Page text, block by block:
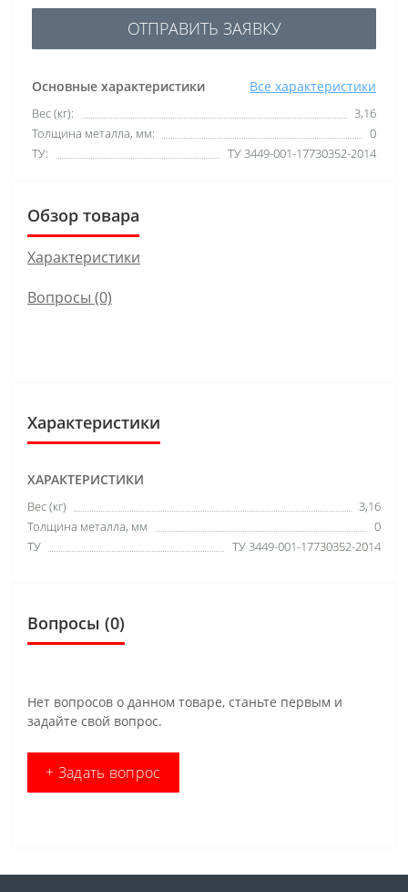
Основные характеристики Все характеристики
Вес (кг):
3,16
Толщина металла, мм:
0
ТУ:
ТУ 3449-001-17730352-2014
ОТПРАВИТЬ ЗАЯВКУ
Обзор товара
Характеристики
Вопросы (0)
Характеристики
ХАРАКТЕРИСТИКИ
Вес (кг)
3,16
Толщина металла, мм
0
ТУ
ТУ 3449-001-17730352-2014
Вопросы (0)
Нет вопросов о данном товаре, станьте первым и
задайте свой вопрос.
+ Задать вопрос